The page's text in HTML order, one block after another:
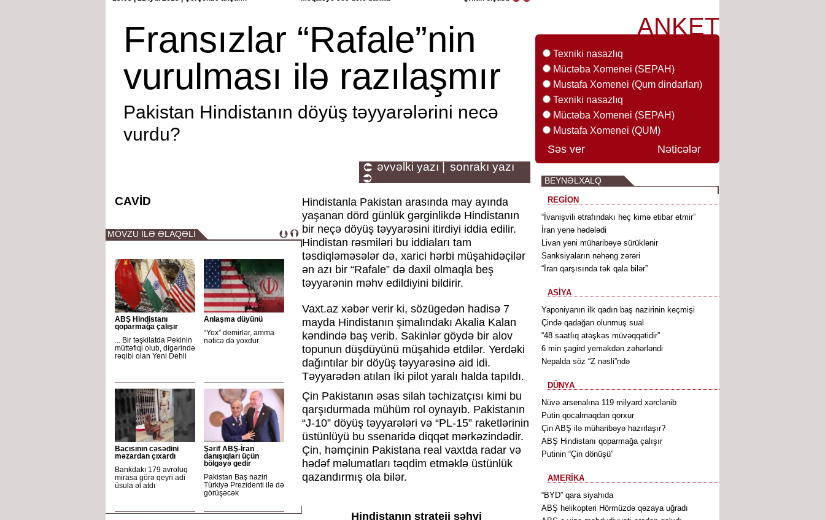
Fransızlar “Rafale”nin
vurulması ilə razılaşmır
Pakistan Hindistanın döyüş təyyarələrini necə
vurdu?
əvvəlki yazı | sonrakı yazı
CAVİD
MÖVZU İLƏ ƏLAQƏLİ
ABŞ Hindistanı
qoparmağa çalışır
... Bir təşkilatda Pekinin
müttəfiqi olub, digərində
rəqibi olan Yeni Dehli
Anlaşma düyünü
“Yox” demirlər, amma
nəticə də yoxdur
Bacısının cəsədini
məzardan çıxardı
Bankdakı 179 avroluq
mirasa görə qeyri adi
üsula əl atdı
Şərif ABŞ-İran
danışıqları üçün
bölgəyə gedir
Pakistan Baş naziri
Türkiyə Prezidenti ilə də
görüşəcək
Hindistanla Pakistan arasında may ayında
yaşanan dörd günlük gərginlikdə Hindistanın
bir neçə döyüş təyyarəsini itirdiyi iddia edilir.
Hindistan rəsmiləri bu iddiaları tam
təsdiqləməsələr də, xarici hərbi müşahidəçilər
ən azı bir “Rafale” də daxil olmaqla beş
təyyarənin məhv edildiyini bildirir.
Vaxt.az xəbər verir ki, sözügedən hadisə 7
mayda Hindistanın şimalındakı Akalia Kalan
kəndində baş verib. Sakinlər göydə bir alov
topunun düşdüyünü müşahidə etdilər. Yerdəki
dağıntılar bir döyüş təyyarəsinə aid idi.
Təyyarədən atılan İki pilot yaralı halda tapıldı.
Çin Pakistanın əsas silah təchizatçısı kimi bu
qarşıdurmada mühüm rol oynayıb. Pakistanın
“J-10” döyüş təyyarələri və “PL-15” raketlərinin
üstünlüyü bu ssenaridə diqqət mərkəzindədir.
Çin, həmçinin Pakistana real vaxtda radar və
hədəf məlumatları təqdim etməklə üstünlük
qazandırmış ola bilər.
Hindistanın strateji səhvi
ANKET
Texniki nasazlıq
Müctəba Xomenei (SEPAH)
Mustafa Xomenei (Qum dindarları)
Texniki nasazlıq
Müctəba Xomenei (SEPAH)
Mustafa Xomenei (QUM)
Səs ver Nəticələr
BEYNƏLXALQ
REGİON
“İvanişvili ətrafındakı heç kimə etibar etmir”
İran yenə hədələdi
Livan yeni müharibəyə sürüklənir
Sanksiyaların nəhəng zərəri
“İran qarşısında tək qala bilər”
ASİYA
Yaponiyanın ilk qadın baş nazirinin keçmişi
Çində qadağan olunmuş sual
“48 saatlıq atəşkəs müvəqqətidir”
6 min şagird yeməkdən zəhərləndi
Nepalda söz “Z nəsli”ndə
DÜNYA
Nüvə arsenalına 119 milyard xərclənib
Putin qocalmaqdan qorxur
Çin ABŞ ilə müharibəyə hazırlaşır?
ABŞ Hindistanı qoparmağa çalışır
Putinin “Çin dönüşü”
AMERİKA
“BYD” qara siyahıda
ABŞ helikopteri Hörmüzdə qəzaya uğradı